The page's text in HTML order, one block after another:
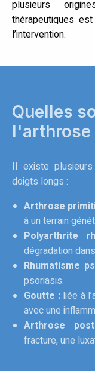
plusieurs
thérapeutiques
l’intervention.
Quelles
l'arthrose
Il existe
doigts longs :
Arthrose
à un terrain
Polyarthrite
dégradation
Rhumatisme
psoriasis.
Goutte : liée à
avec une
Arthrose
fracture, une